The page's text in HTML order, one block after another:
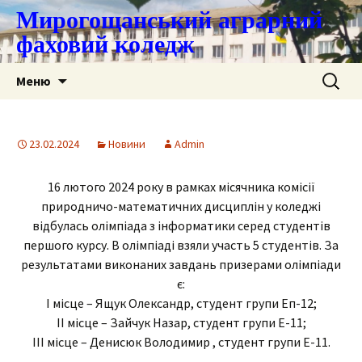
Мирогощанський аграрний
фаховий коледж
Меню Пошук:
23.02.2024 Новини Admin
16 лютого 2024 року в рамках місячника комісії
природничо-математичних дисциплін у коледжі
відбулась олімпіада з інформатики серед студентів
першого курсу. В олімпіаді взяли участь 5 студентів. За
результатами виконаних завдань призерами олімпіади
є:
І місце – Ящук Олександр, студент групи Еп-12;
ІІ місце – Зайчук Назар, студент групи Е-11;
ІІІ місце – Денисюк Володимир , студент групи Е-11.